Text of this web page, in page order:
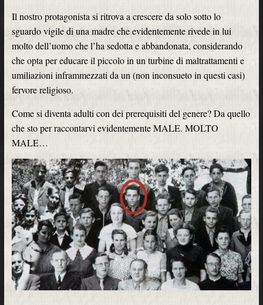
Il nostro protagonista si ritrova a crescere da solo sotto lo
sguardo vigile di una madre che evidentemente rivede in lui
molto dell’uomo che l’ha sedotta e abbandonata, considerando
che opta per educare il piccolo in un turbine di maltrattamenti e
umiliazioni inframmezzati da un (non inconsueto in questi casi)
fervore religioso.
Come si diventa adulti con dei prerequisiti del genere? Da quello
che sto per raccontarvi evidentemente MALE. MOLTO
MALE…